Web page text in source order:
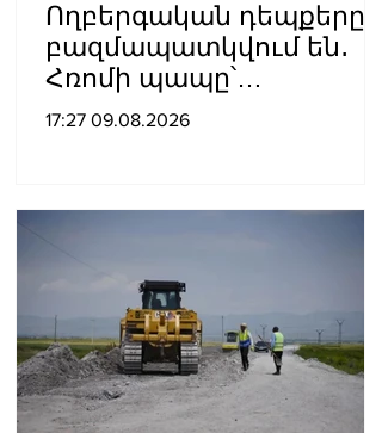
Ողբերգական դեպքերը
բազմապատկվում են․
Հռոմի պապը՝
Ուկրաինայի
17:27 09.08.2026